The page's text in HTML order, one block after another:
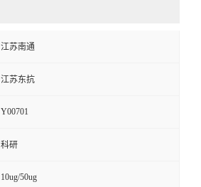
江苏南通
江苏东抗
Y00701
科研
10ug/50ug